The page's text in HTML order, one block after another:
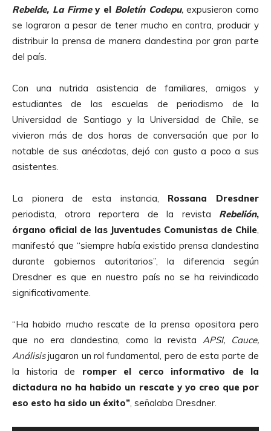
Rebelde, La Firmey el Boletín Codepu,expusieron como
se lograron a pesar de tener mucho en contra, producir y
distribuir la prensa de manera clandestina por gran parte
del país.
Con una nutrida asistencia de familiares, amigos y
estudiantes de las escuelas de periodismo de la
Universidad de Santiago y la Universidad de Chile, se
vivieron más de dos horas de conversación que por lo
notable de sus anécdotas, dejó con gusto a poco a sus
asistentes.
La pionera de esta instancia,
Rossana Dresdner
periodista, otrora reportera de la revista Rebelión,
órgano oficial de las Juventudes Comunistas de Chile
manifestó que “siempre había existido prensa clandestina
durante gobiernos autoritarios”, la diferencia según
Dresdner es que en nuestro país no se ha reivindicado
significativamente.
“Ha habido mucho rescate de la prensa opositora pero
que no era clandestina, como la revista APSI, Cauce,
Análisisjugaron un rol fundamental, pero de esta parte de
la historia de romper el cerco informativo de la
dictadura no ha habido un rescate y yo creo que por
eso esto ha sido un éxito” , señalaba Dresdner.